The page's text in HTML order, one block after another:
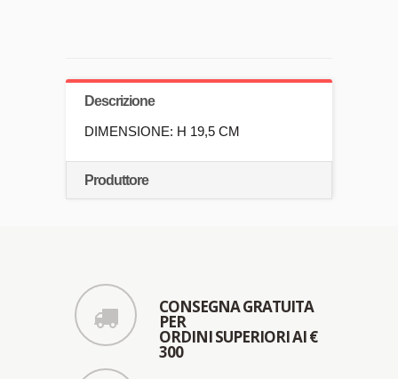
Descrizione
DIMENSIONE: H 19,5 CM
Produttore
CONSEGNA GRATUITA
PER
ORDINI SUPERIORI AI €
300